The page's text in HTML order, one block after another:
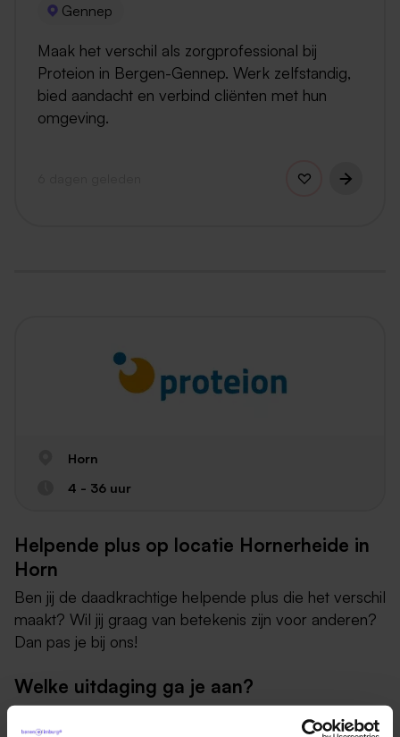
Gennep
Maak het verschil als zorgprofessional bij
Proteion in Bergen-Gennep. Werk zelfstandig,
bied aandacht en verbind cliënten met hun
omgeving.
Horn
4 - 36 uur
Helpende plus op locatie Hornerheide in
Horn
Ben jij de daadkrachtige helpende plus die het verschil
maakt? Wil jij graag van betekenis zijn voor anderen?
Dan pas je bij ons!
Welke uitdaging ga je aan?